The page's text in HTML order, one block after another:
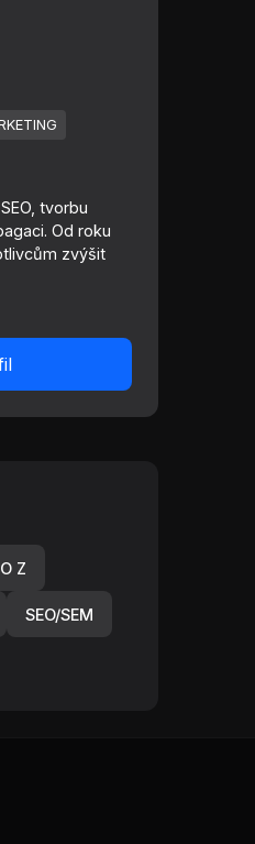
tvorbu
Od roku
zvýšit
Z
SEO/SEM